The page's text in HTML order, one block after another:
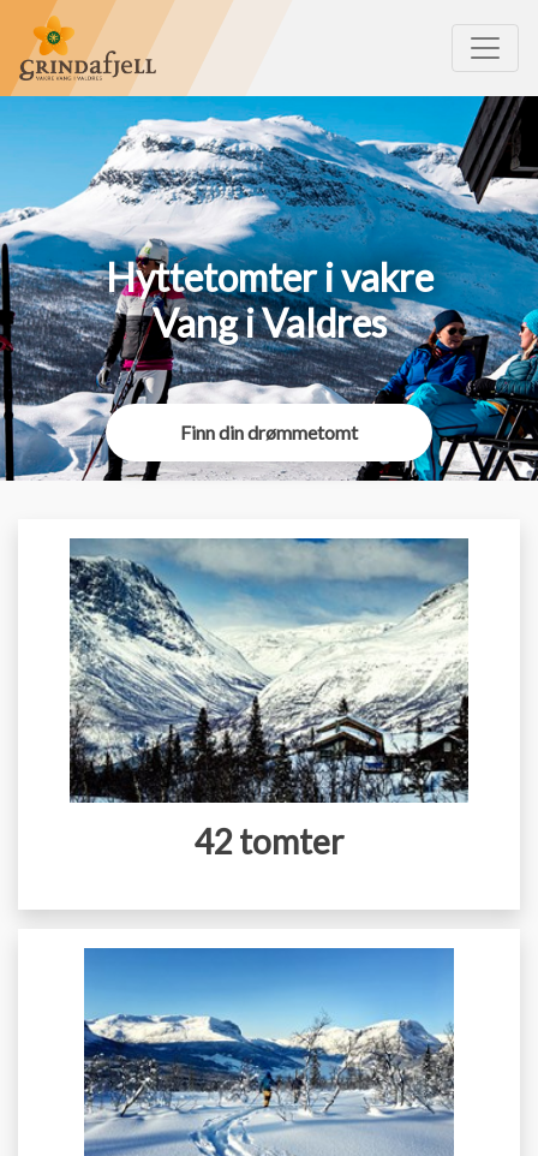
Hyttetomter i vakre
Vang i Valdres
Finn din drømmetomt
42 tomter